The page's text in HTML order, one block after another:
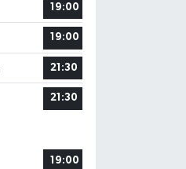
19:00
19:00
21:30
21:30
19:00